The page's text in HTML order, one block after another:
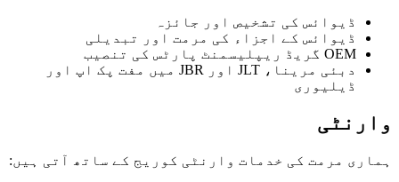
ڈیوائس کی تشخیص اور جائزہ
ڈیوائس کے اجزاء کی مرمت اور تبدیلی
OEM گریڈ ریپلیسمنٹ پارٹس کی تنصیب
دبئی مرینا، JLT اور JBR میں مفت پک اپ اور
ڈیلیوری
وارنٹی
ہماری مرمت کی خدمات وارنٹی کوریج کے ساتھ آتی ہیں: